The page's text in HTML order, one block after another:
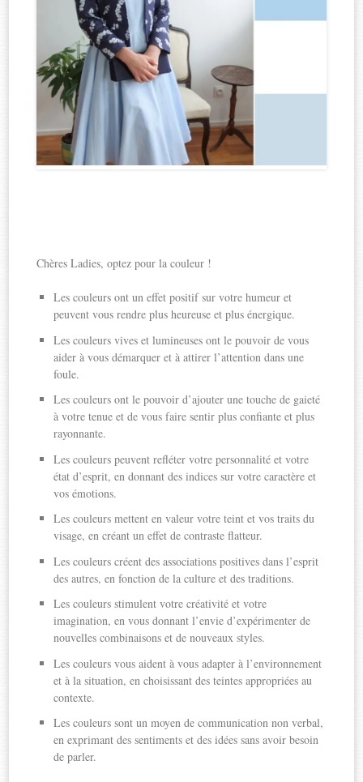
Chères Ladies, optez pour la couleur !
Les couleurs ont un effet positif sur votre humeur et
peuvent vous rendre plus heureuse et plus énergique.
Les couleurs vives et lumineuses ont le pouvoir de vous
aider à vous démarquer et à attirer l’attention dans une
foule.
Les couleurs ont le pouvoir d’ajouter une touche de gaieté
à votre tenue et de vous faire sentir plus confiante et plus
rayonnante.
Les couleurs peuvent refléter votre personnalité et votre
état d’esprit, en donnant des indices sur votre caractère et
vos émotions.
Les couleurs mettent en valeur votre teint et vos traits du
visage, en créant un effet de contraste flatteur.
Les couleurs créent des associations positives dans l’esprit
des autres, en fonction de la culture et des traditions.
Les couleurs stimulent votre créativité et votre
imagination, en vous donnant l’envie d’expérimenter de
nouvelles combinaisons et de nouveaux styles.
Les couleurs vous aident à vous adapter à l’environnement
et à la situation, en choisissant des teintes appropriées au
contexte.
Les couleurs sont un moyen de communication non verbal,
en exprimant des sentiments et des idées sans avoir besoin
de parler.